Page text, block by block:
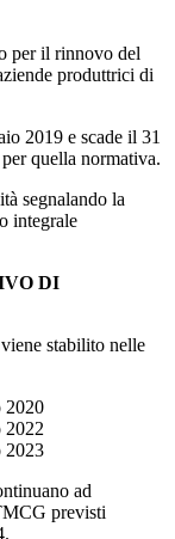
per il rinnovo del
produttrici di
2019 e scade il 31
quella normativa.
segnalando la
integrale
DI
stabilito nelle
2020
2022
2023
ad
previsti